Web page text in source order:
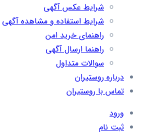
شرایط عکس آگهی
شرایط استفاده و مشاهده آگهی
راهنمای خرید امن
راهنما ارسال آگهی
سوالات متداول
درباره روستیران
تماس با روستیران
ورود
ثبت نام